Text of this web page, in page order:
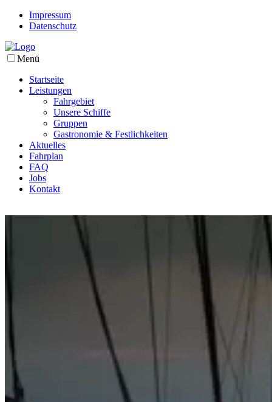
Impressum
Datenschutz
Menü
Startseite
Leistungen
Fahrgebiet
Unsere Schiffe
Gruppen
Gastronomie & Festlichkeiten
Aktuelles
Fahrplan
FAQ
Jobs
Kontakt